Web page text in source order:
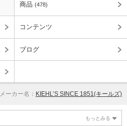
商品 (478)
コンテンツ
ブログ
メーカー名： KIEHL’S SINCE 1851(キールズ)
もっとみる